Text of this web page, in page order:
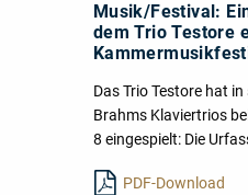
Musik/Festival:
dem Trio Testore
Das Trio Testore hat
Brahms Klaviertrios
8 eingespielt: Die
PDF-Download